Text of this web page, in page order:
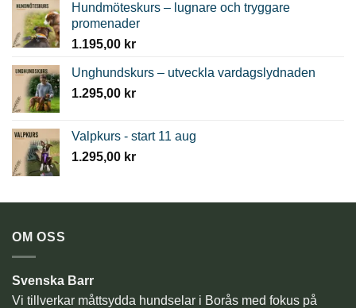
Hundmöteskurs – lugnare och tryggare
promenader
1.195,00 kr
Unghundskurs – utveckla vardagslydnaden
1.295,00 kr
Valpkurs - start 11 aug
1.295,00 kr
OM OSS
Svenska Barr
Vi tillverkar måttsydda hundselar i Borås med fokus på